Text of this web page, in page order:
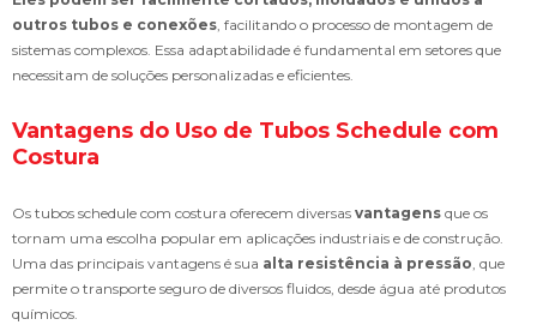
outros tubos e conexões, facilitando o processo de montagem de
sistemas complexos. Essa adaptabilidade é fundamental em setores que
necessitam de soluções personalizadas e eficientes.
Vantagens do Uso de Tubos Schedule com
Costura
Os tubos schedule com costura oferecem diversas vantagens que os
tornam uma escolha popular em aplicações industriais e de construção.
Uma das principais vantagens é sua alta resistência à pressão, que
permite o transporte seguro de diversos fluidos, desde água até produtos
químicos.